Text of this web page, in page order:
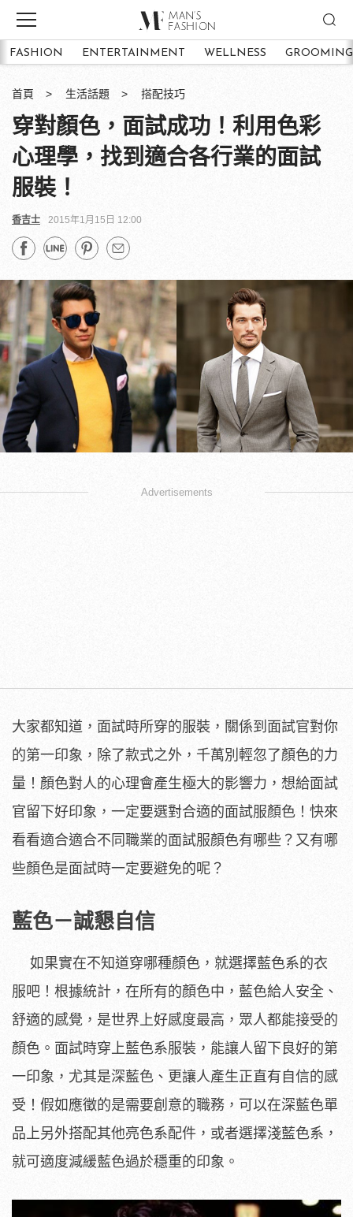
FASHION ENTERTAINMENT WELLNESS GROOMING
首頁 生活話題 搭配技巧
穿對顏色，面試成功！利用色彩
心理學，找到適合各行業的面試
服裝！
香吉士 2015年1月15日 12:00
Advertisements
大家都知道，面試時所穿的服裝，關係到面試官對你
的第一印象，除了款式之外，千萬別輕忽了顏色的力
量！顏色對人的心理會產生極大的影響力，想給面試
官留下好印象，一定要選對合適的面試服顏色！快來
看看適合適合不同職業的面試服顏色有哪些？又有哪
些顏色是面試時一定要避免的呢？
藍色－誠懇自信
如果實在不知道穿哪種顏色，就選擇藍色系的衣
服吧！根據統計，在所有的顏色中，藍色給人安全、
舒適的感覺，是世界上好感度最高，眾人都能接受的
顏色。面試時穿上藍色系服裝，能讓人留下良好的第
一印象，尤其是深藍色、更讓人產生正直有自信的感
受！假如應徵的是需要創意的職務，可以在深藍色單
品上另外搭配其他亮色系配件，或者選擇淺藍色系，
就可適度減緩藍色過於穩重的印象。